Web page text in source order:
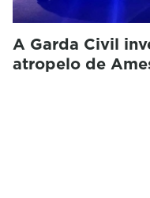
A Garda Civil
atropelo de